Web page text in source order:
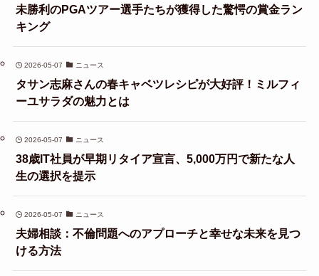
未勝利のPGAツアー選手たちが獲得した驚愕の賞金ラン
キング
2026-05-07 ニュース
タサン志麻さんの春キャベツレシピが大好評！ミルフィ
ーユサラダの魅力とは
2026-05-07 ニュース
38歳IT社員が早期リタイア宣言、5,000万円で新たな人
生の選択を提示
2026-05-07 ニュース
夫婦相談：不倫問題へのアプローチと幸せな未来を見つ
ける方法